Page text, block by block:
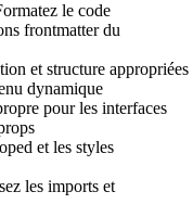
le code
frontmatter du
et structure appropriées
dynamique
pour les interfaces
et les styles
les imports et